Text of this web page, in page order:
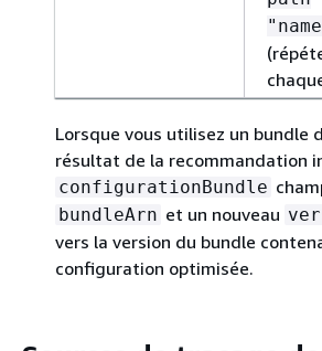
Lorsque vous utilisez un bundle
résultat de la recommandation
configurationBundle
bundleArn et un nouveau
vers la version du bundle
configuration optimisée.